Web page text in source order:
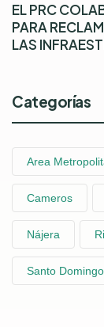
EL PRC
PARA
LAS
Categorías
Area
Cameros
Nájera
Santo